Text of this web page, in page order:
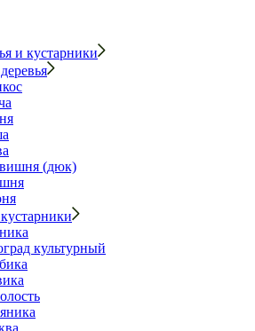
и кустарники
(дюк)
культурный